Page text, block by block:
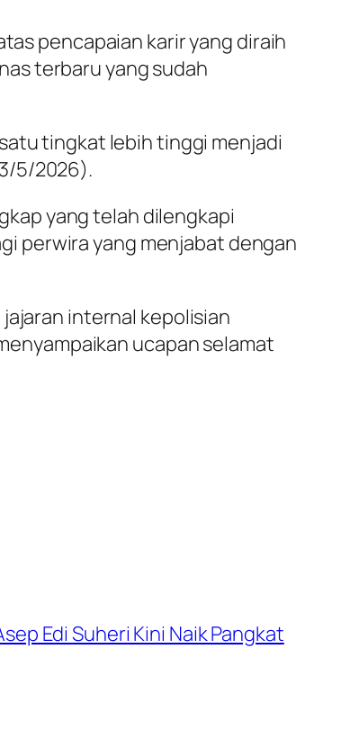
pencapaian karir yang diraih
terbaru yang sudah
satu tingkat lebih tinggi menjadi
5/2026).
yang telah dilengkapi
perwira yang menjabat dengan
internal kepolisian
ucapan selamat
Edi Suheri Kini Naik Pangkat